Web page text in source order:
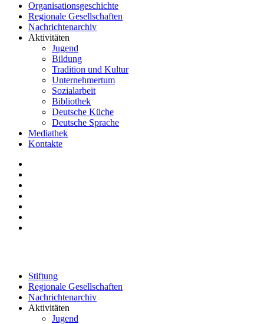
Organisationsgeschichte
Regionale Gesellschaften
Nachrichtenarchiv
Aktivitäten
Jugend
Bildung
Tradition und Kultur
Unternehmertum
Sozialarbeit
Bibliothek
Deutsche Küche
Deutsche Sprache
Mediathek
Kontakte
Stiftung
Regionale Gesellschaften
Nachrichtenarchiv
Aktivitäten
Jugend